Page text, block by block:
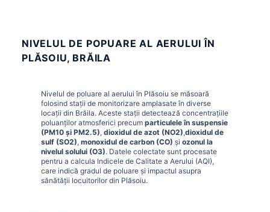
NIVELUL DE POPUARE AL AERULUI ÎN
PLĂSOIU, BRĂILA
Nivelul de poluare al aerului în Plăsoiu se măsoară
folosind stații de monitorizare amplasate în diverse
locații din Brăila. Aceste stații detectează concentrațiile
poluanților atmosferici precum particulele în suspensie
(PM10 și PM2.5), dioxidul de azot (NO2),dioxidul de
sulf (SO2), monoxidul de carbon (CO) și ozonul la
nivelul solului (O3). Datele colectate sunt procesate
pentru a calcula Indicele de Calitate a Aerului (AQI),
care indică gradul de poluare și impactul asupra
sănătății locuitorilor din Plăsoiu.